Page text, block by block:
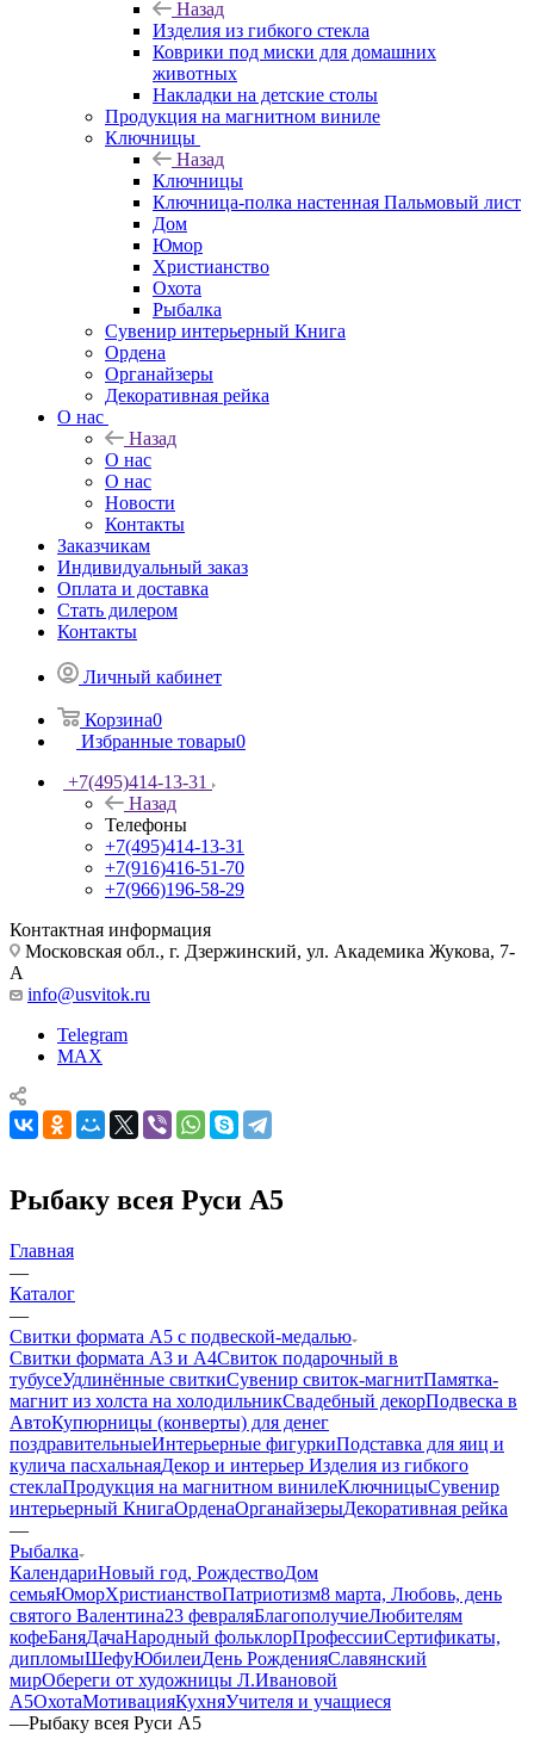
Назад
Изделия из гибкого стекла
Коврики под миски для домашних
животных
Накладки на детские столы
Продукция на магнитном виниле
Ключницы
Назад
Ключницы
Ключница-полка настенная Пальмовый лист
Дом
Юмор
Христианство
Охота
Рыбалка
Сувенир интерьерный Книга
Ордена
Органайзеры
Декоративная рейка
О нас
Назад
О нас
О нас
Новости
Контакты
Заказчикам
Индивидуальный заказ
Оплата и доставка
Стать дилером
Контакты
Личный кабинет
Корзина0
Избранные товары0
+7(495)414-13-31
Назад
Телефоны
+7(495)414-13-31
+7(916)416-51-70
+7(966)196-58-29
Контактная информация
Московская обл., г. Дзержинский, ул. Академика Жукова, 7-
А
info@usvitok.ru
Telegram
MAX
Рыбаку всея Руси А5
Главная
—
Каталог
—
Свитки формата А5 с подвеской-медалью
Свитки формата А3 и А4Свиток подарочный в
тубусеУдлинённые свиткиСувенир свиток-магнитПамятка-
магнит из холста на холодильникСвадебный декорПодвеска в
АвтоКупюрницы (конверты) для денег
поздравительныеИнтерьерные фигуркиПодставка для яиц и
кулича пасхальнаяДекор и интерьер Изделия из гибкого
стеклаПродукция на магнитном винилеКлючницыСувенир
интерьерный КнигаОрденаОрганайзерыДекоративная рейка
—
Рыбалка
КалендариНовый год, РождествоДом
семьяЮморХристианствоПатриотизм8 марта, Любовь, день
святого Валентина23 февраляБлагополучиеЛюбителям
кофеБаняДачаНародный фольклорПрофессииСертификаты,
дипломыШефуЮбилеиДень РожденияСлавянский
мирОбереги от художницы Л.Ивановой
А5ОхотаМотивацияКухняУчителя и учащиеся
—Рыбаку всея Руси А5